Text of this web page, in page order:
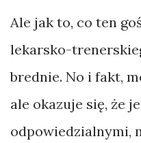
Ale jak to, co ten
lekarsko-
brednie. No i fakt,
ale okazuje się, że
odpowiedzialnymi,